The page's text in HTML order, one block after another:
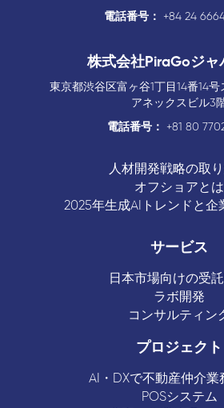
電話番号：
+84 24
株式会社PiraGoジャ
東京都渋谷区富ヶ谷1丁目14番14号
アネックスビル3
電話番号：
+81 80
人材開発戦略の取
オフショアとは
2025年生成AIトレンドと企
サービス
日本市場向けの受
ラボ開発
コンサルティン
プロジェクト
AI・DXで不動産仲介業
POSシステム